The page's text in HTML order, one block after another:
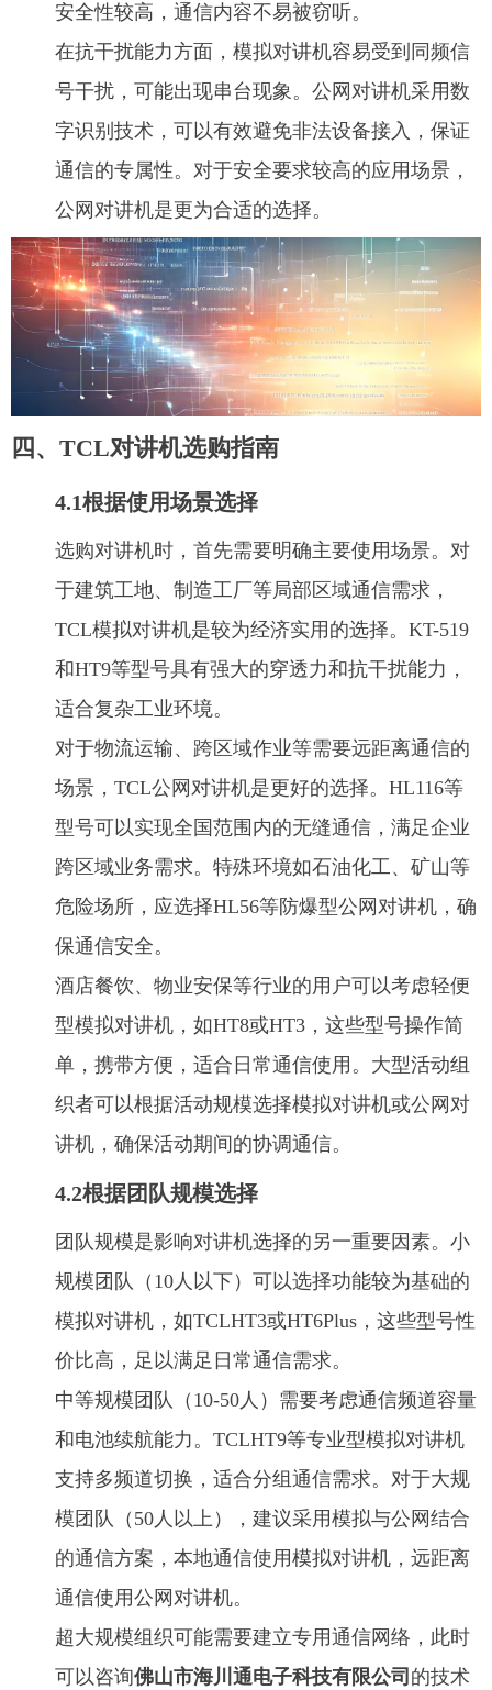
安全性较高，通信内容不易被窃听。
在抗干扰能力方面，模拟对讲机容易受到同频信
号干扰，可能出现串台现象。公网对讲机采用数
字识别技术，可以有效避免非法设备接入，保证
通信的专属性。对于安全要求较高的应用场景，
公网对讲机是更为合适的选择。
四、TCL对讲机选购指南
4.1根据使用场景选择
选购对讲机时，首先需要明确主要使用场景。对
于建筑工地、制造工厂等局部区域通信需求，
TCL模拟对讲机是较为经济实用的选择。KT-519
和HT9等型号具有强大的穿透力和抗干扰能力，
适合复杂工业环境。
对于物流运输、跨区域作业等需要远距离通信的
场景，TCL公网对讲机是更好的选择。HL116等
型号可以实现全国范围内的无缝通信，满足企业
跨区域业务需求。特殊环境如石油化工、矿山等
危险场所，应选择HL56等防爆型公网对讲机，确
保通信安全。
酒店餐饮、物业安保等行业的用户可以考虑轻便
型模拟对讲机，如HT8或HT3，这些型号操作简
单，携带方便，适合日常通信使用。大型活动组
织者可以根据活动规模选择模拟对讲机或公网对
讲机，确保活动期间的协调通信。
4.2根据团队规模选择
团队规模是影响对讲机选择的另一重要因素。小
规模团队（10人以下）可以选择功能较为基础的
模拟对讲机，如TCLHT3或HT6Plus，这些型号性
价比高，足以满足日常通信需求。
中等规模团队（10-50人）需要考虑通信频道容量
和电池续航能力。TCLHT9等专业型模拟对讲机
支持多频道切换，适合分组通信需求。对于大规
模团队（50人以上），建议采用模拟与公网结合
的通信方案，本地通信使用模拟对讲机，远距离
通信使用公网对讲机。
超大规模组织可能需要建立专用通信网络，此时
可以咨询佛山市海川通电子科技有限公司 的技术